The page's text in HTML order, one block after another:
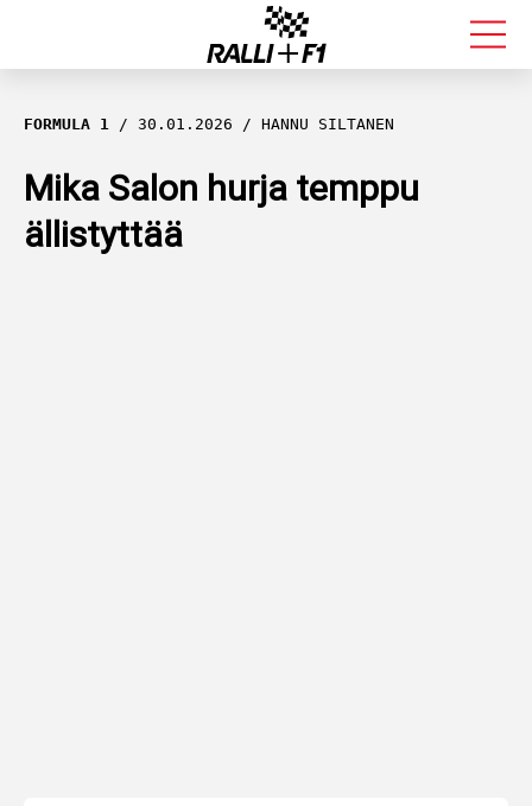
FORMULA 1
RALLI
KALLE ROVANPERÄ
FORMULA 1 30.01.2026 HANNU SILTANEN
Mika Salon hurja temppu
ällistyttää